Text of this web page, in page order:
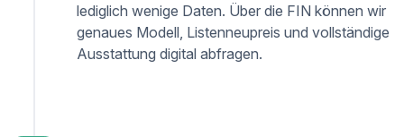
lediglich wenige Daten. Über die FIN können wir
genaues Modell, Listenneupreis und vollständige
Ausstattung digital abfragen.